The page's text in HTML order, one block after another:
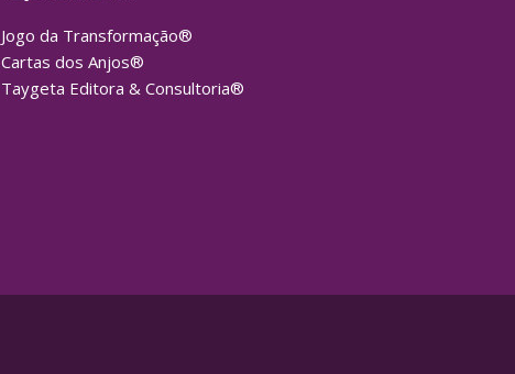
Jogo da Transformação®
Cartas dos Anjos®
Taygeta Editora & Consultoria®